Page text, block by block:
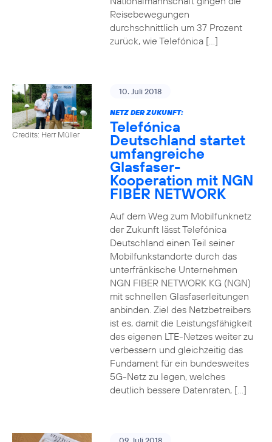
Reisebewegungen
durchschnittlich um 37 Prozent
zurück, wie Telefónica […]
Credits: Herr Müller
10. Juli 2018
NETZ DER ZUKUNFT:
Telefónica
Deutschland startet
umfangreiche
Glasfaser-
Kooperation mit NGN
FIBER NETWORK
Auf dem Weg zum Mobilfunknetz
der Zukunft lässt Telefónica
Deutschland einen Teil seiner
Mobilfunkstandorte durch das
unterfränkische Unternehmen
NGN FIBER NETWORK KG (NGN)
mit schnellen Glasfaserleitungen
anbinden. Ziel des Netzbetreibers
ist es, damit die Leistungsfähigkeit
des eigenen LTE-Netzes weiter zu
verbessern und gleichzeitig das
Fundament für ein bundesweites
5G-Netz zu legen, welches
deutlich bessere Datenraten, […]